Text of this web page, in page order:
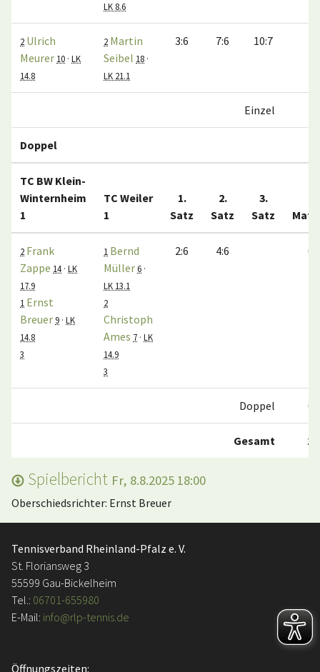
LK 8.6
2 Ulrich
Meurer 10 · LK
14.8
2 Martin
Seibel 18 ·
LK 21.1
3:6 7:6 10:7
Einzel
Doppel
TC BW Klein-
Winternheim
1
TC Weiler
1
1.
Satz
2.
Satz
3.
Satz
2 Frank
Zappe 14 · LK
17.9
1 Ernst
Breuer9 · LK
14.8
3
1 Bernd
Müller6 ·
LK 13.1
2
Christoph
Ames 7 · LK
14.9
3
2:6 4:6
Doppel
Gesamt
Spielbericht Fr, 8.8.2025 18:00
Oberschiedsrichter: Ernst Breuer
Tennisverband Rheinland-Pfalz e. V.
St. Floriansweg 3
55599 Gau-Bickelheim
Tel.: 06701-655980
E-Mail: info@rlp-tennis.de
Öffnungszeiten: